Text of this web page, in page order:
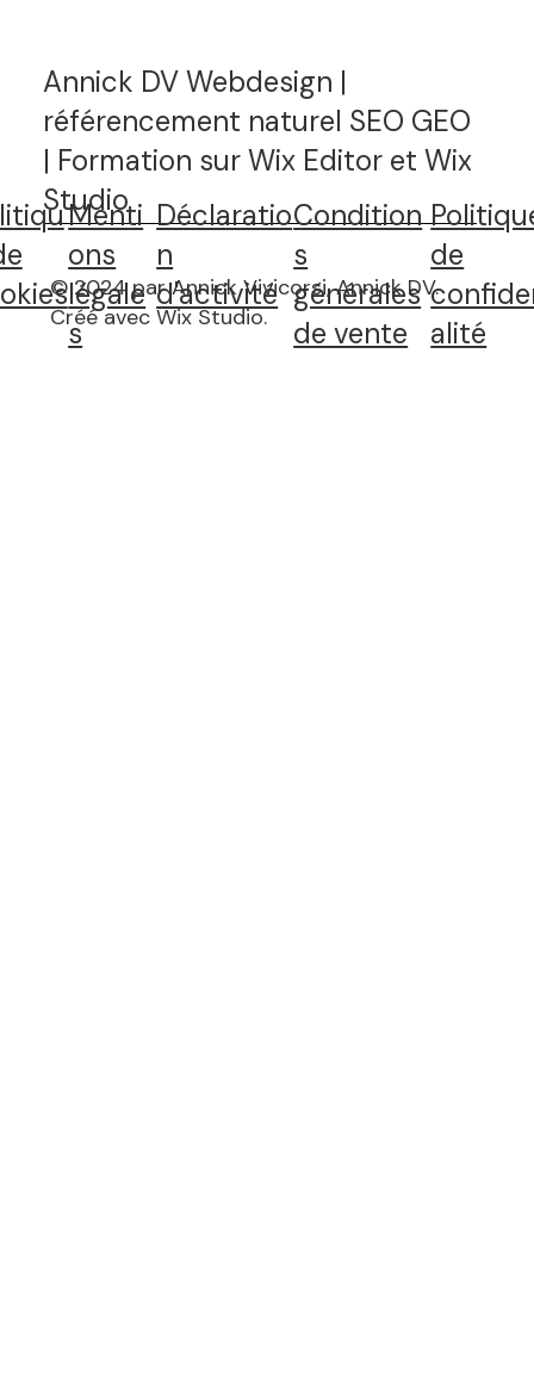
Annick DV Webdesign |
référencement naturel SEO GEO
| Formation sur Wix Editor et Wix
Studio
Menti
ons
légale
s
Déclaratio
n
d'activité
de
alité
Condition
s
générales
de vente
© 2024 par Annick Vivicorsi, Annick DV.
Créé avec Wix Studio.